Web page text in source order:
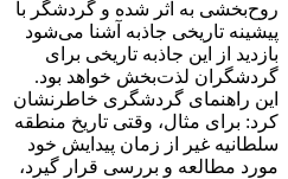
روح‌بخشی به اثر شده و گردشگر با
پیشینه تاریخی جاذبه آشنا می‌شود
بازدید از این جاذبه تاریخی برای
گردشگران لذت‌بخش خواهد بود.
این راهنمای گردشگری خاطرنشان
کرد: برای مثال، وقتی تاریخ منطقه
سلطانیه غیر از زمان پیدایش خود
مورد مطالعه و بررسی قرار ‌گیرد،